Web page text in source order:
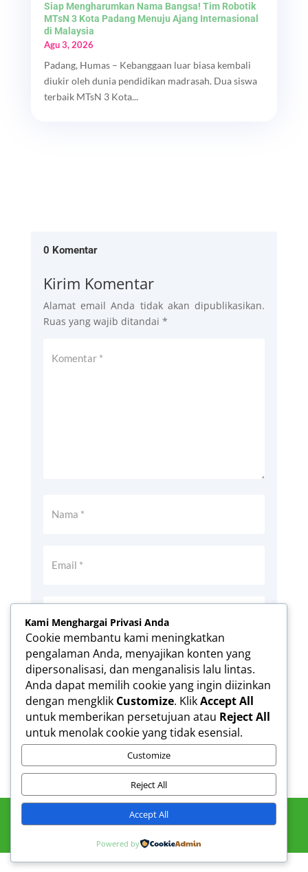
Siap Mengharumkan Nama Bangsa! Tim Robotik
MTsN 3 Kota Padang Menuju Ajang Internasional
di Malaysia
Agu 3, 2026
Padang, Humas – Kebanggaan luar biasa kembali
diukir oleh dunia pendidikan madrasah. Dua siswa
terbaik MTsN 3 Kota...
0 Komentar
Kirim Komentar
Alamat email Anda tidak akan dipublikasikan.
Ruas yang wajib ditandai *
Simpan nama, email, dan situs web saya
pada peramban ini untuk komentar saya
berikutnya.
Kirim Komentar
Kami Menghargai Privasi Anda
Cookie membantu kami meningkatkan
pengalaman Anda, menyajikan konten yang
dipersonalisasi, dan menganalisis lalu lintas.
Anda dapat memilih cookie yang ingin diizinkan
dengan mengklik Customize. KlikAccept All
untuk memberikan persetujuan atau Reject All
untuk menolak cookie yang tidak esensial.
Customize
Reject All
Accept All
Powered by